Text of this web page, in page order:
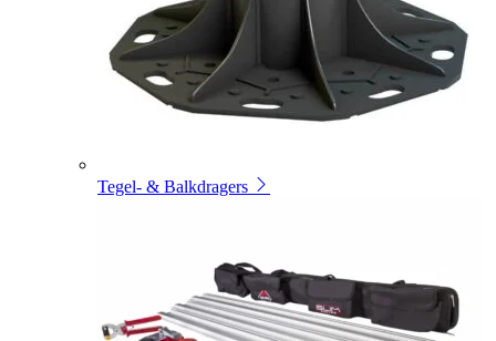
Tegel- & Balkdragers